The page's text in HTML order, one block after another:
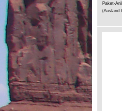
Paket-
(Ausland